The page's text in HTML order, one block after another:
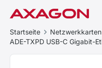
Startseite
Netzwerkkarten
ADE-TXPD USB-C Gigabit-